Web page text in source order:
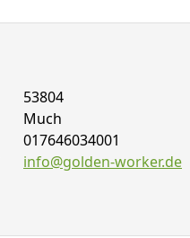
53804
Much
017646034001
info@golden-worker.de